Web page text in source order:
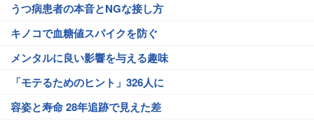
うつ病患者の本音とNGな接し方
キノコで血糖値スパイクを防ぐ
メンタルに良い影響を与える趣味
「モテるためのヒント」326人に
容姿と寿命 28年追跡で見えた差